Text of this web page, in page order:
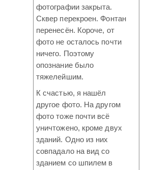
фотографии закрыта.
Сквер перекроен. Фонтан
перенесён. Короче, от
фото не осталось почти
ничего. Поэтому
опознание было
тяжелейшим.
К счастью, я нашёл
другое фото. На другом
фото тоже почти всё
уничтожено, кроме двух
зданий. Одно из них
совпадало на вид со
зданием со шпилем в